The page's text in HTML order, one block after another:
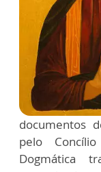
documentos
pelo
Dogmática